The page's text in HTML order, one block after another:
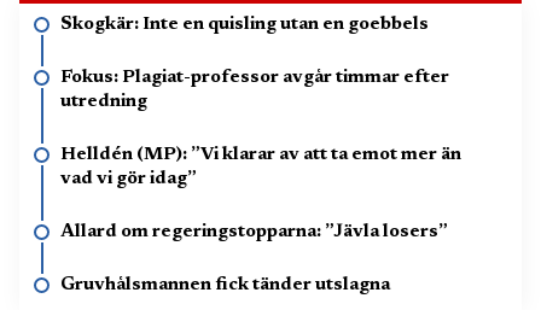
Skogkär: Inte en quisling utan en goebbels
Fokus: Plagiat-professor avgår timmar efter
utredning
Helldén (MP): ”Vi klarar av att ta emot mer än
vad vi gör idag”
Allard om regeringstopparna: ”Jävla losers”
Gruvhålsmannen fick tänder utslagna